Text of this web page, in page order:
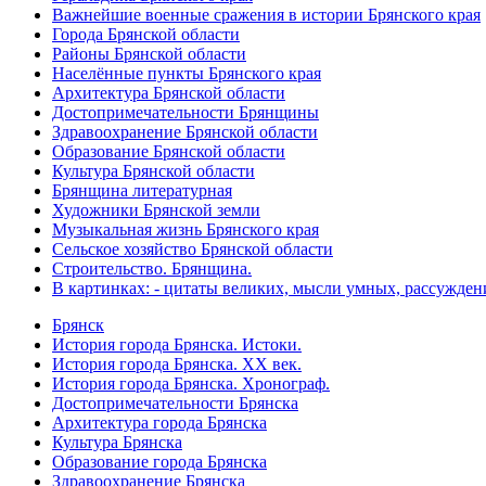
Важнейшие военные сражения в истории Брянского края
Города Брянской области
Районы Брянской области
Населённые пункты Брянского края
Архитектура Брянской области
Достопримечательности Брянщины
Здравоохранение Брянской области
Образование Брянской области
Культура Брянской области
Брянщина литературная
Художники Брянской земли
Музыкальная жизнь Брянского края
Сельское хозяйство Брянской области
Строительство. Брянщина.
В картинках: - цитаты великих, мысли умных,
Брянск
История города Брянска. Истоки.
История города Брянска. XX век.
История города Брянска. Хронограф.
Достопримечательности Брянска
Архитектура города Брянска
Культура Брянска
Образование города Брянска
Здравоохранение Брянска